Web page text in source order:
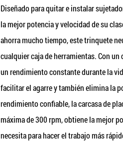
Diseñado para quitar e instalar
la mejor potencia y velocidad de su
ahorra mucho tiempo, este trinquete
cualquier caja de herramientas. Con
un rendimiento constante durante la
facilitar el agarre y también elimina la
rendimiento confiable, la carcasa de
máxima de 300 rpm, obtiene la mejor
necesita para hacer el trabajo más